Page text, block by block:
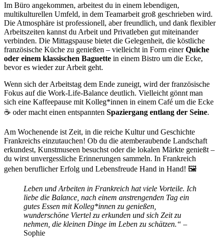
Im Büro angekommen, arbeitest du in einem lebendigen,
multikulturellen Umfeld, in dem Teamarbeit groß geschrieben wird.
Die Atmosphäre ist professionell, aber freundlich, und dank flexibler
Arbeitszeiten kannst du Arbeit und Privatleben gut miteinander
verbinden. Die Mittagspause bietet die Gelegenheit, die köstliche
französische Küche zu genießen – vielleicht in Form einerQuiche
oder einem klassischen Baguette in einem Bistro um die Ecke,
bevor es wieder zur Arbeit geht.
Wenn sich der Arbeitstag dem Ende zuneigt, wird der französische
Fokus auf die Work-Life-Balance deutlich. Vielleicht gönnt man
sich eine Kaffeepause mit Kolleg*innen in einem Café um die Ecke
☕ oder macht einen entspannten Spaziergang entlang der Seine.
Am Wochenende ist Zeit, in die reiche Kultur und Geschichte
Frankreichs einzutauchen! Ob du die atemberaubende Landschaft
erkundest, Kunstmuseen besuchst oder die lokalen Märkte genießt –
du wirst unvergessliche Erinnerungen sammeln. In Frankreich
gehen beruflicher Erfolg und Lebensfreude Hand in Hand! 🖼️
Leben und Arbeiten in Frankreich hat viele Vorteile. Ich
liebe die Balance, nach einem anstrengenden Tag ein
gutes Essen mit Kolleg*innen zu genießen,
wunderschöne Viertel zu erkunden und sich Zeit zu
nehmen, die kleinen Dinge im Leben zu schätzen.“ –
Sophie